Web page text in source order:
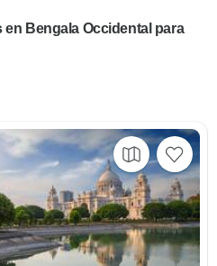
Bengala Occidental para